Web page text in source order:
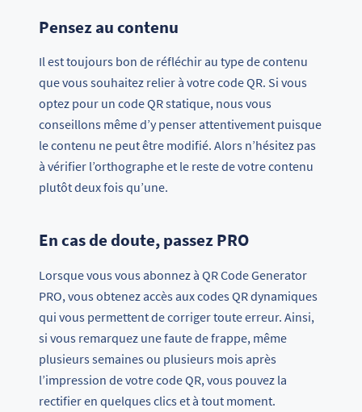
Pensez au contenu
Il est toujours bon de réfléchir au type de contenu
que vous souhaitez relier à votre code QR. Si vous
optez pour un code QR statique, nous vous
conseillons même d’y penser attentivement puisque
le contenu ne peut être modifié. Alors n’hésitez pas
à vérifier l’orthographe et le reste de votre contenu
plutôt deux fois qu’une.
En cas de doute, passez PRO
Lorsque vous vous abonnez à QR Code Generator
PRO, vous obtenez accès aux codes QR dynamiques
qui vous permettent de corriger toute erreur. Ainsi,
si vous remarquez une faute de frappe, même
plusieurs semaines ou plusieurs mois après
l’impression de votre code QR, vous pouvez la
rectifier en quelques clics et à tout moment.